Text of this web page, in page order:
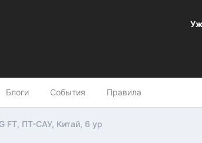
Блоги События Правила
FT, ПТ-САУ, Китай, 6 ур